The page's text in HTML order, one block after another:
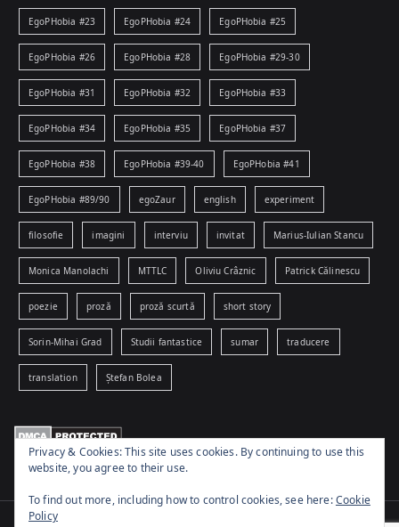
EgoPHobia #23 EgoPHobia #24 EgoPHobia #25
EgoPHobia #26 EgoPHobia #28 EgoPHobia #29-30
EgoPHobia #31 EgoPHobia #32 EgoPHobia #33
EgoPHobia #34 EgoPHobia #35 EgoPHobia #37
EgoPHobia #38 EgoPHobia #39-40 EgoPHobia #41
EgoPHobia #89/90 egoZaur english experiment
filosofie imagini interviu invitat Marius-Iulian Stancu
Monica Manolachi MTTLC Oliviu Crâznic Patrick Călinescu
poezie proză proză scurtă short story
Sorin-Mihai Grad Studii fantastice sumar traducere
translation Ștefan Bolea
Privacy & Cookies: This site uses cookies. By continuing to use this
website, you agree to their use.
To find out more, including how to control cookies, see here:Cookie
Policy